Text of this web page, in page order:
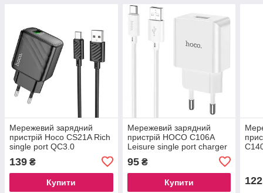
Мережевий зарядний
пристрій Hoco CS21A Rich
single port QC3.0
charger(EU)+Type-C Black
139 ₴
Купити
Мережевий зарядний
пристрій HOCO C106A
Leisure single port charger
Type-C, 10.5W 2.1A white
/36
95₴
Купити 122